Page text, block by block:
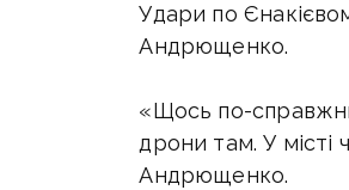
Удари по
Андрющенко.
«Щось по-
дрони там. У місті
Андрющенко.